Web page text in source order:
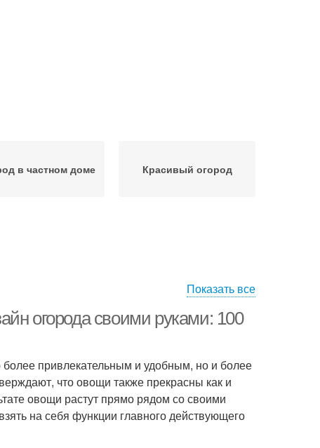
в частном доме Красивый огород
Показать все
огорода своими руками: 100
привлекательным и удобным, но и более
что овощи также прекрасны как и
овощи растут прямо рядом со своими
на себя функции главного действующего